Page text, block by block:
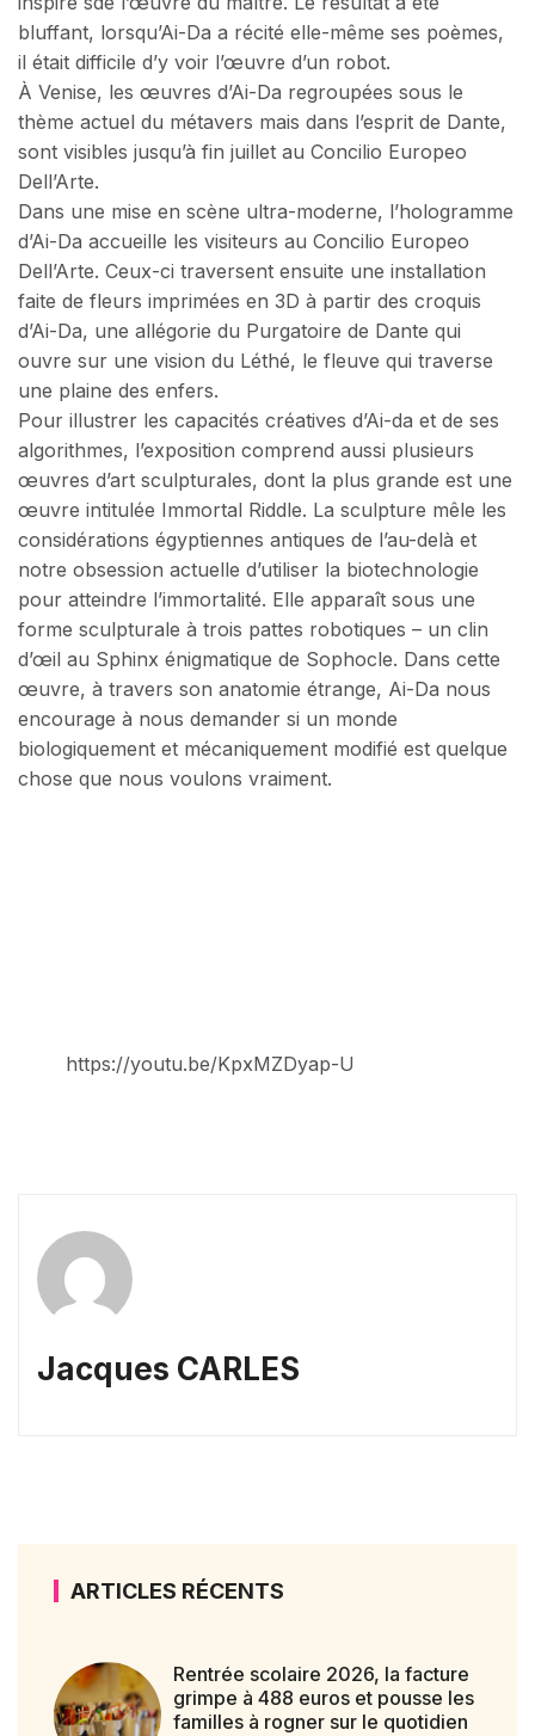
bluffant, lorsqu’Ai-Da a récité elle-même ses poèmes,
il était difficile d’y voir l’œuvre d’un robot.
À Venise, les œuvres d’Ai-Da regroupées sous le
thème actuel du métavers mais dans l’esprit de Dante,
sont visibles jusqu’à fin juillet au Concilio Europeo
Dell’Arte.
Dans une mise en scène ultra-moderne, l’hologramme
d’Ai-Da accueille les visiteurs au Concilio Europeo
Dell’Arte. Ceux-ci traversent ensuite une installation
faite de fleurs imprimées en 3D à partir des croquis
d’Ai-Da, une allégorie du Purgatoire de Dante qui
ouvre sur une vision du Léthé, le fleuve qui traverse
une plaine des enfers.
Pour illustrer les capacités créatives d’Ai-da et de ses
algorithmes, l’exposition comprend aussi plusieurs
œuvres d’art sculpturales, dont la plus grande est une
œuvre intitulée Immortal Riddle. La sculpture mêle les
considérations égyptiennes antiques de l’au-delà et
notre obsession actuelle d’utiliser la biotechnologie
pour atteindre l’immortalité. Elle apparaît sous une
forme sculpturale à trois pattes robotiques – un clin
d’œil au Sphinx énigmatique de Sophocle. Dans cette
œuvre, à travers son anatomie étrange, Ai-Da nous
encourage à nous demander si un monde
biologiquement et mécaniquement modifié est quelque
chose que nous voulons vraiment.
https://youtu.be/KpxMZDyap-U
Jacques CARLES
ARTICLES RÉCENTS
Rentrée scolaire 2026, la facture
grimpe à 488 euros et pousse les
familles à rogner sur le quotidien